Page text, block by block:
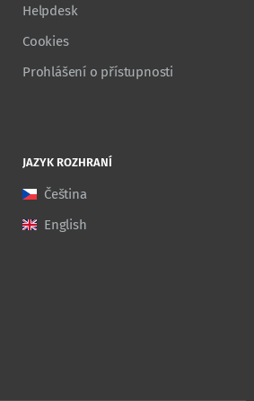
Helpdesk
Cookies
Prohlášení o přístupnosti
JAZYK ROZHRANÍ
Čeština
English